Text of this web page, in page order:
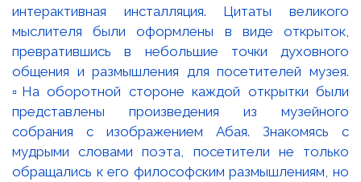
интерактивная инсталляция. Цитаты великого
мыслителя были оформлены в виде открыток,
превратившись в небольшие точки духовного
общения и размышления для посетителей музея.
▫️На оборотной стороне каждой открытки были
представлены произведения из музейного
собрания с изображением Абая. Знакомясь с
мудрыми словами поэта, посетители не только
обращались к его философским размышлениям, но